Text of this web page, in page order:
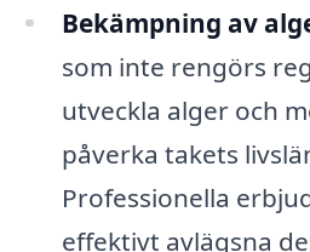
Bekämpning av
som inte rengörs
utveckla alger och
påverka takets
Professionella
effektivt avlägsna